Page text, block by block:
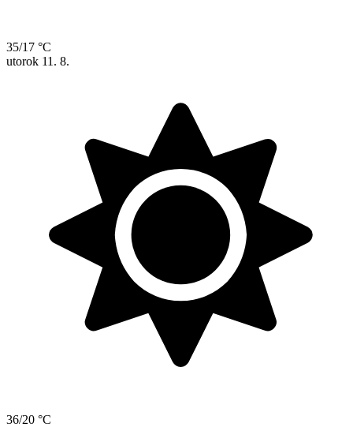
35/17 °C
utorok 11. 8.
36/20 °C